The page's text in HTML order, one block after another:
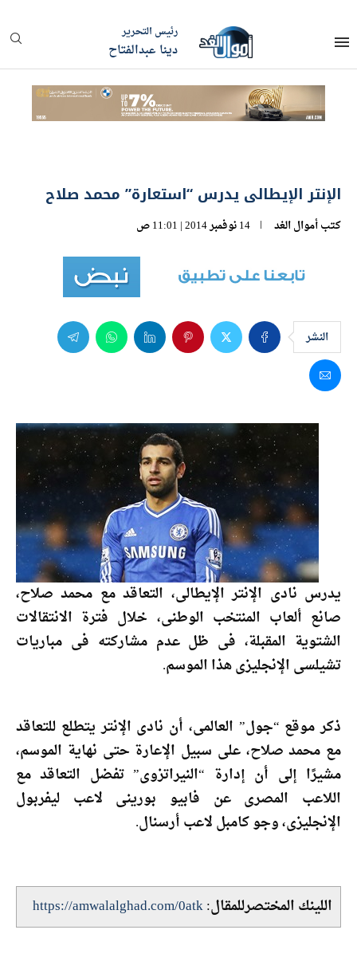
رئيس التحرير
دينا عبدالفتاح
الإنتر الإيطالى يدرس “استعارة” محمد صلاح
كتبأموال الغد 14 نوفمبر 2014 | 11:01 ص
النشر
يدرس نادى الإنتر الإيطالى، التعاقد مع محمد صلاح،
صانع ألعاب المنتخب الوطنى، خلال فترة الانتقالات
الشتوية المقبلة، فى ظل عدم مشاركته فى مباريات
تشيلسى الإنجليزى هذا الموسم.
ذكر موقع “جول” العالمى، أن نادى الإنتر يتطلع للتعاقد
مع محمد صلاح، على سبيل الإعارة حتى نهاية الموسم،
مشيرًا إلى أن إدارة “النيراتزوى” تفضل التعاقد مع
اللاعب المصرى عن فابيو بورينى لاعب ليفربول
الإنجليزى، وجو كامبل لاعب أرسنال.
اللينك المختصرللمقال:https://amwalalghad.com/0atk